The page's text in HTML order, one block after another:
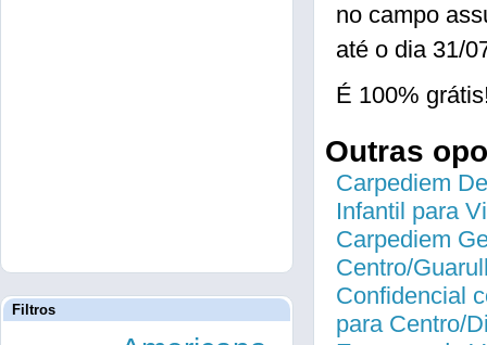
no campo
até o dia 31/
É 100%
Outras
Carpediem
Infantil para
Carpediem
Centro/
Confidencial
para Centro/
Filtros